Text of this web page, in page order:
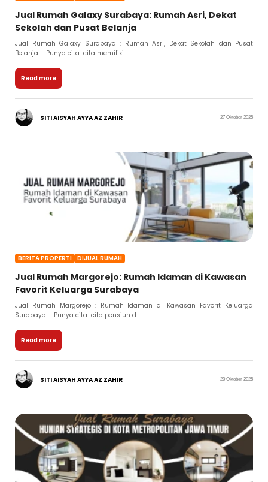
Jual Rumah Galaxy Surabaya: Rumah Asri, Dekat
Sekolah dan Pusat Belanja
Jual Rumah Galaxy Surabaya : Rumah Asri, Dekat Sekolah dan Pusat
Belanja – Punya cita-cita memiliki ...
Read more
SITI AISYAH AYYA AZ ZAHIR 27 Oktober 2025
BERITA PROPERTI DIJUAL RUMAH
Jual Rumah Margorejo: Rumah Idaman di Kawasan
Favorit Keluarga Surabaya
Jual Rumah Margorejo : Rumah Idaman di Kawasan Favorit Keluarga
Surabaya – Punya cita-cita pensiun d...
Read more
SITI AISYAH AYYA AZ ZAHIR 20 Oktober 2025